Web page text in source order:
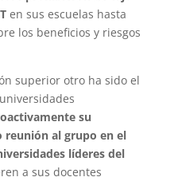
en sus escuelas hasta
los beneficios y riesgos
superior otro ha sido el
su
reunión al grupo en el
líderes del
a sus docentes